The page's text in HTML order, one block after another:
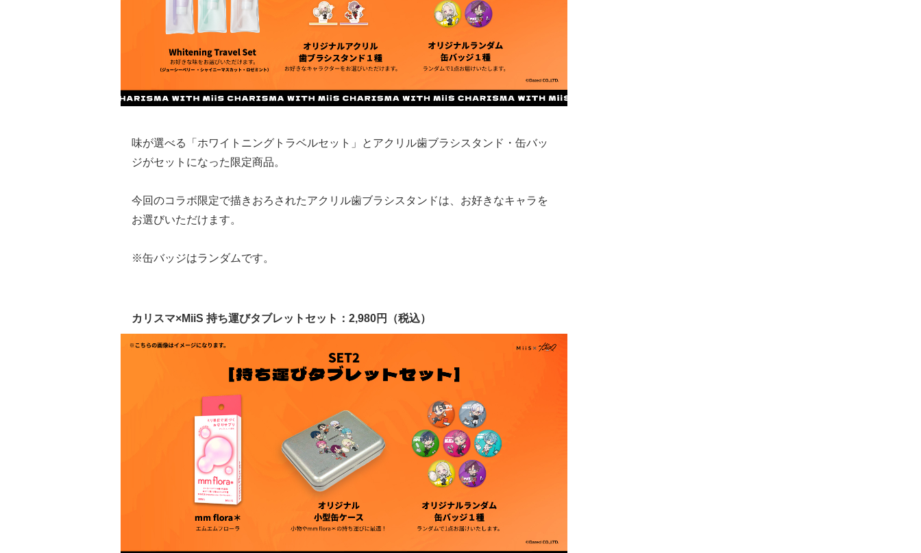
味が選べる「ホワイトニングトラベルセット」とアクリル歯ブラシスタンド・缶バッ
ジがセットになった限定商品。
今回のコラボ限定で描きおろされたアクリル歯ブラシスタンドは、お好きなキャラを
お選びいただけます。
※缶バッジはランダムです。
カリスマ×MiiS 持ち運びタブレットセット：2,980円（税込）